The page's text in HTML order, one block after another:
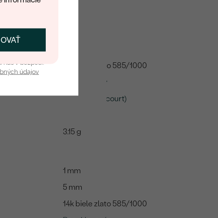
14k biele zlato 585/1000
Recyklovaný
Plochý (Flat court)
3.15 g
1 mm
5 mm
14k biele zlato 585/1000
zľavu
nás v bezpečí.
údajov